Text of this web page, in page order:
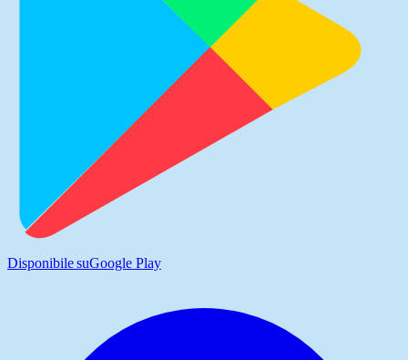
Disponibile suGoogle Play